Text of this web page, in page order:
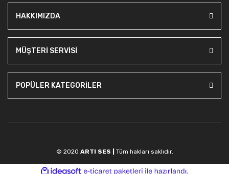
HAKKIMIZDA
MÜŞTERİ SERVİSİ
POPÜLER KATEGORİLER
© 2020 ARTI SES | Tüm hakları saklıdır.
ideasoft e-